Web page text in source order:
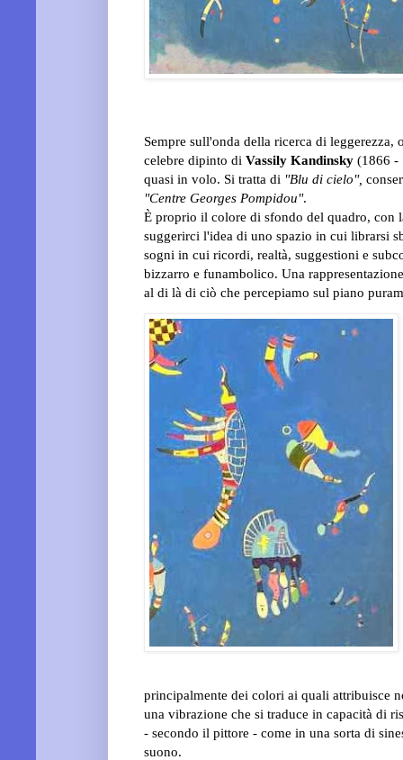
Sempre sull'onda della ricerca di
celebre dipinto di Vassily Kandinsky (1866 -
quasi in volo. Si tratta di "Blu di cielo",
"Centre Georges Pompidou".
È proprio il colore di sfondo del quadro, con
suggerirci l'idea di uno spazio in cui librarsi
sogni in cui ricordi, realtà, suggestioni e
bizzarro e funambolico. Una
al di là di ciò che percepiamo sul piano
principalmente dei colori ai quali attribuisce
una vibrazione che si traduce in capacità di
- secondo il pittore - come in una sorta di
suono.